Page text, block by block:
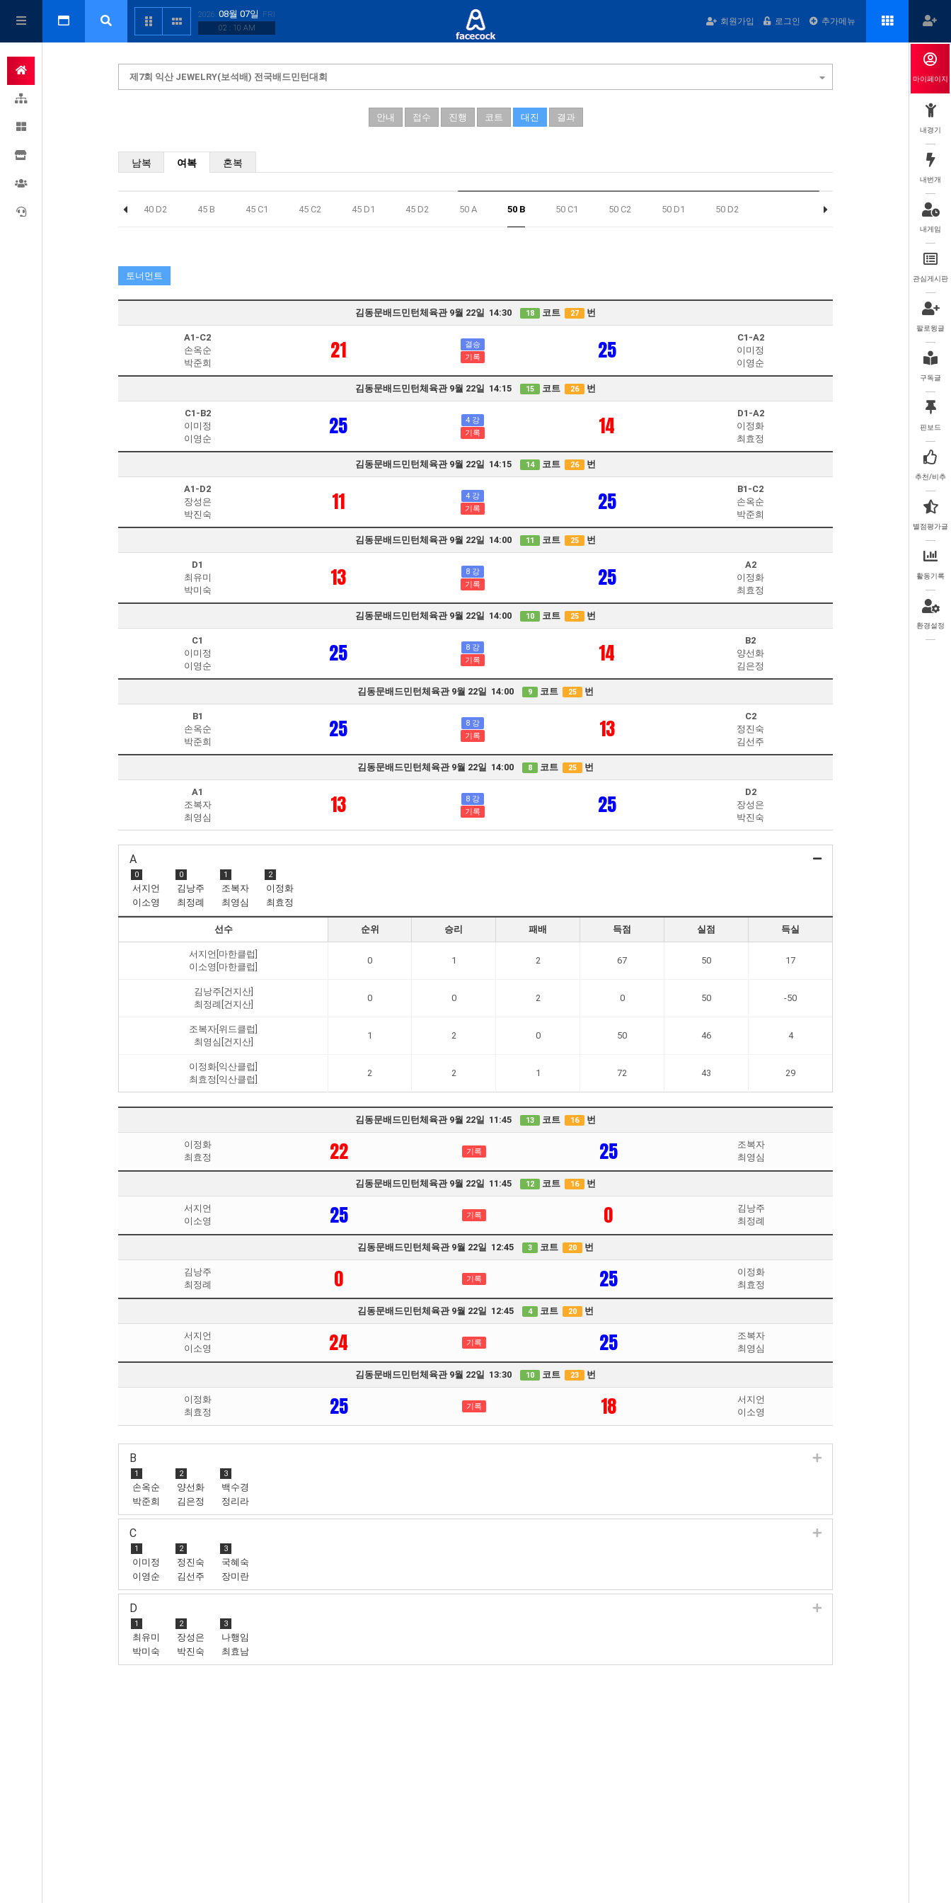
2026 08월 07일
FRI
02 : 10 AM
회원가입 로그인 추가메뉴
제7회 익산 JEWELRY(보석배) 전국배드민턴대회
안내 접수 진행 코트 대진 결과
남복 여복 혼복
40 D2 45 B 45 C1 45 C2 45 D1 45 D2 50 A 50 B 50 C1 50 C2 50 D1 50 D2
토너먼트
김동문배드민턴체육관 9월 22일 14:30 18 코트 27 번
A1-C2
손옥순
박준희
21
결승
기록
25
C1-A2
이미정
이영순
김동문배드민턴체육관 9월 22일 14:15 15 코트 26 번
C1-B2
이미정
이영순
25
4 강
기록
14
D1-A2
이정화
최효정
김동문배드민턴체육관 9월 22일 14:15 14 코트 26 번
A1-D2
장성은
박진숙
11
4 강
기록
25
B1-C2
손옥순
박준희
김동문배드민턴체육관 9월 22일 14:00 11 코트 25 번
D1
최유미
박미숙
13
8 강
기록
25
A2
이정화
최효정
김동문배드민턴체육관 9월 22일 14:00 10 코트 25 번
C1
이미정
이영순
25
8 강
기록
14
B2
양선화
김은정
김동문배드민턴체육관 9월 22일 14:00 9 코트 25 번
B1
손옥순
박준희
25
8 강
기록
13
C2
정진숙
김선주
김동문배드민턴체육관 9월 22일 14:00 8 코트 25 번
A1
조복자
최영심
13
8 강
기록
25
D2
장성은
박진숙
A
0
서지언
이소영
0
김낭주
최정례
1
조복자
최영심
2
이정화
최효정
선수 순위 승리 패배 득점 실점 득실
서지언[마한클럽]
이소영[마한클럽]
0 1 2 67 50 17
김낭주[건지산]
최정례[건지산]
0 0 2 0 50 -50
조복자[위드클럽]
최영심[건지산]
1 2 0 50 46 4
이정화[익산클럽]
최효정[익산클럽]
2 2 1 72 43 29
김동문배드민턴체육관 9월 22일 11:45 13 코트 16 번
이정화
최효정
22 기록 25
조복자
최영심
김동문배드민턴체육관 9월 22일 11:45 12 코트 16 번
서지언
이소영
25 기록 0
김낭주
최정례
김동문배드민턴체육관 9월 22일 12:45 3 코트 20 번
김낭주
최정례
0 기록 25
이정화
최효정
김동문배드민턴체육관 9월 22일 12:45 4 코트 20 번
서지언
이소영
24 기록 25
조복자
최영심
김동문배드민턴체육관 9월 22일 13:30 10 코트 23 번
이정화
최효정
25 기록 18
서지언
이소영
B
1
손옥순
박준희
2
양선화
김은정
3
백수경
정리라
C
1
이미정
이영순
2
정진숙
김선주
3
국혜숙
장미란
D
1
최유미
박미숙
2
장성은
박진숙
3
나행임
최효남
마이페이지
내경기
내번개
내게임
관심게시판
팔로윙글
구독글
핀보드
추천/비추
별점평가글
활동기록
환경설정